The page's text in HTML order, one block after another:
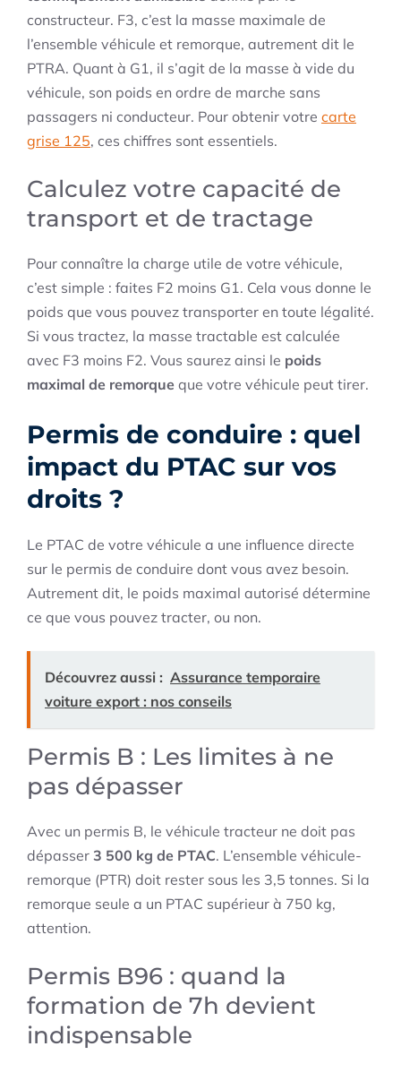
constructeur. F3, c’est la masse maximale de
l’ensemble véhicule et remorque, autrement dit le
PTRA. Quant à G1, il s’agit de la masse à vide du
véhicule, son poids en ordre de marche sans
passagers ni conducteur. Pour obtenir votre carte
grise 125, ces chiffres sont essentiels.
Calculez votre capacité de
transport et de tractage
Pour connaître la charge utile de votre véhicule,
c’est simple : faites F2 moins G1. Cela vous donne le
poids que vous pouvez transporter en toute légalité.
Si vous tractez, la masse tractable est calculée
avec F3 moins F2. Vous saurez ainsi le poids
maximal de remorque que votre véhicule peut tirer.
Permis de conduire : quel
impact du PTAC sur vos
droits ?
Le PTAC de votre véhicule a une influence directe
sur le permis de conduire dont vous avez besoin.
Autrement dit, le poids maximal autorisé détermine
ce que vous pouvez tracter, ou non.
Découvrez aussi : Assurance temporaire
voiture export : nos conseils
Permis B : Les limites à ne
pas dépasser
Avec un permis B, le véhicule tracteur ne doit pas
dépasser 3 500 kg de PTAC. L’ensemble véhicule-
remorque (PTR) doit rester sous les 3,5 tonnes. Si la
remorque seule a un PTAC supérieur à 750 kg,
attention.
Permis B96 : quand la
formation de 7h devient
indispensable